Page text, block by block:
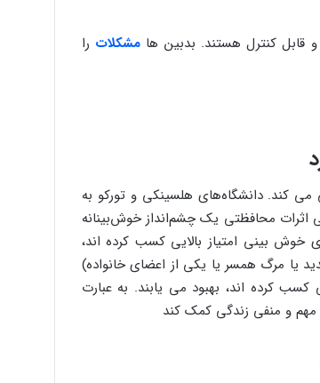
قابل کنترل هستند. بدبین هامشکلات را
کند. دانشگاه‌های هلسینکی و تورکو به
اثرات محافظتی یک چشم‌انداز خوش‌بینانه
خوش بینی امتیاز بالایی کسب کرده اند،
یا مرگ همسر یا یکی از اعضای خانواده)
کسب کرده اند، بهبود می یابند. به عبارت
مهم و منفی زندگی کمک کند